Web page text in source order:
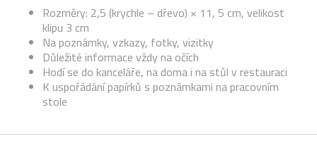
Rozměry: 2,5 (krychle – dřevo) × 11, 5 cm, velikost
klipu 3 cm
Na poznámky, vzkazy, fotky, vizitky
Důležité informace vždy na očích
Hodí se do kanceláře, na doma i na stůl v restauraci
K uspořádání papírků s poznámkami na pracovním
stole